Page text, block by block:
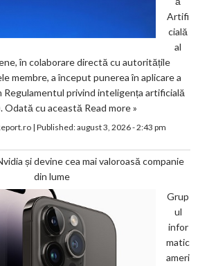
Artifi
cială
al
în colaborare directă cu autoritățile
membre, a început punerea în aplicare a
Regulamentul privind inteligența artificială
Odată cu această Read more »
| Published:august 3, 2026 - 2:43 pm
și devine cea mai valoroasă companie
din lume
Grup
ul
infor
matic
ameri